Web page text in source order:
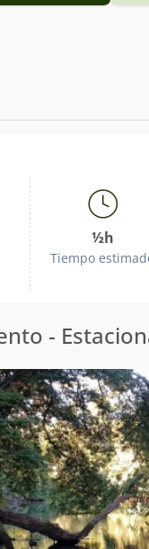
½h
Tiempo
-